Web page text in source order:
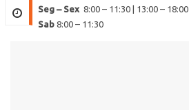
Seg – Sex 8:00 – 11:30 | 13:00 – 18:00
Sab 8:00 – 11:30